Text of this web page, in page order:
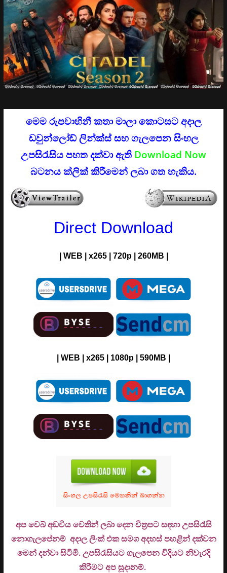
මෙම රුපවාහිනී කතා මාලා කොටසට අදාල
ඩවුන්ලෝඩ් ලින්ක්ස්සහ ගැලපෙන සිංහල
උපසිරැසිය පහත දක්වා ඇති Download Now
බටනය ක්ලික් කිරීමෙන් ලබා ගත හැකිය.
Direct Download
| WEB | x265 | 720p | 260MB |
| WEB | x265 | 1080p | 590MB |
අප වෙබ් අඩවිය වෙතින් ලබා දෙන චිත්‍රපට සඳහා උපසිරැසි
නොගැලපේනම් අදාල ලිංක් එක සමග අදහස් පහළින් දක්වන
මෙන් දන්වා සිටිමි. උපසිරැසියට ගැලපෙන විදියට නිවැරදි
කිරීමට අප සූදානම්.